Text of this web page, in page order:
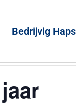
Bedrijvig Haps